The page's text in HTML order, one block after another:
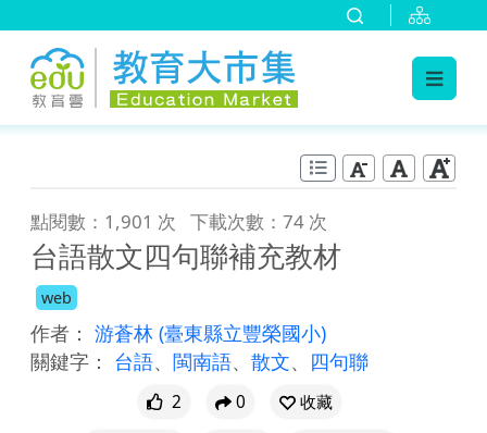
點閱數：1,901 次 下載次數：74 次
台語散文四句聯補充教材
web
作者： 游蒼林 (臺東縣立豐榮國小)
關鍵字： 台語、 閩南語、 散文、 四句聯
2 0
收藏